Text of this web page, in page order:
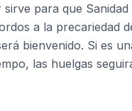
sirve para que Sanidad
a la precariedad
bienvenido. Si es
las huelgas